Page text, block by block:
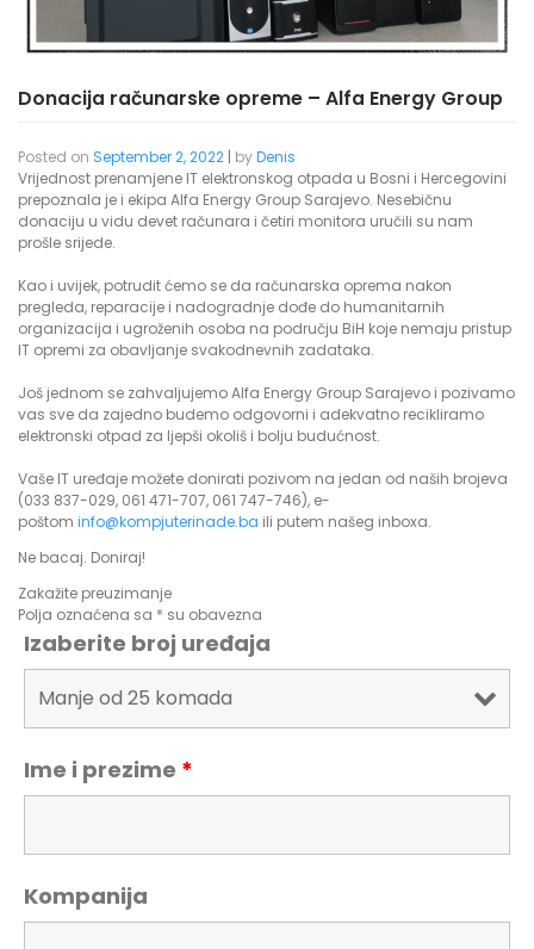
Donacija računarske opreme – Alfa Energy Group
Posted on September 2, 2022 | byDenis
Vrijednost prenamjene IT elektronskog otpada u Bosni i Hercegovini
prepoznala je i ekipa Alfa Energy Group Sarajevo. Nesebičnu
donaciju u vidu devet računara i četiri monitora uručili su nam
prošle srijede.
Kao i uvijek, potrudit ćemo se da računarska oprema nakon
pregleda, reparacije i nadogradnje dođe do humanitarnih
organizacija i ugroženih osoba na području BiH koje nemaju pristup
IT opremi za obavljanje svakodnevnih zadataka.
Još jednom se zahvaljujemo Alfa Energy Group Sarajevo i pozivamo
vas sve da zajedno budemo odgovorni i adekvatno recikliramo
elektronski otpad za ljepši okoliš i bolju budućnost.
Vaše IT uređaje možete donirati pozivom na jedan od naših brojeva
(033 837-029, 061 471-707, 061 747-746), e-
poštom info@kompjuterinade.ba ili putem našeg inboxa.
Ne bacaj. Doniraj!
Zakažite preuzimanje
Polja oznaćena sa * su obavezna
Izaberite broj uređaja
Ime i prezime *
Kompanija